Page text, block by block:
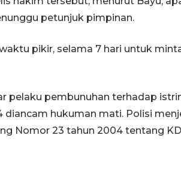
petunjuk pimpinan.
pikir, selama 7 hari untuk
pelaku pembunuhan terhadap
diancam hukuman mati. Polisi
Nomor 23 tahun 2004 tentang